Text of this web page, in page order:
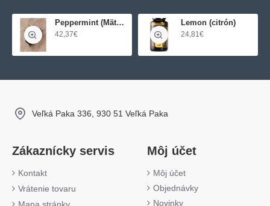
Peppermint (Mäta pieporná)
42,37€
Lemon (citrón)
24,81€
Veľká Paka 336, 930 51 Veľká Paka
Zákaznícky servis
Kontakt
Vrátenie tovaru
Mapa stránky
Môj účet
Môj účet
Objednávky
Novinky